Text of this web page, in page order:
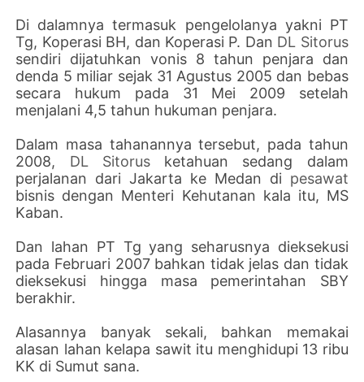
Di dalamnya termasuk pengelolanya yakni PT
Tg, Koperasi BH, dan Koperasi P. Dan DL Sitorus
sendiri dijatuhkan vonis 8 tahun penjara dan
denda 5 miliar sejak 31 Agustus 2005 dan bebas
secara hukum pada 31 Mei 2009 setelah
menjalani 4,5 tahun hukuman penjara.
Dalam masa tahanannya tersebut, pada tahun
2008, DL Sitorusketahuan sedang dalam
perjalanan dari Jakarta ke Medan di pesawat
bisnis dengan Menteri Kehutanan kala itu, MS
Kaban.
Dan lahan PT Tg yang seharusnya dieksekusi
pada Februari 2007 bahkan tidak jelas dan tidak
dieksekusi hingga masa pemerintahan SBY
berakhir.
Alasannya banyak sekali, bahkan memakai
alasan lahan kelapa sawit itu menghidupi 13 ribu
KK di Sumut sana.